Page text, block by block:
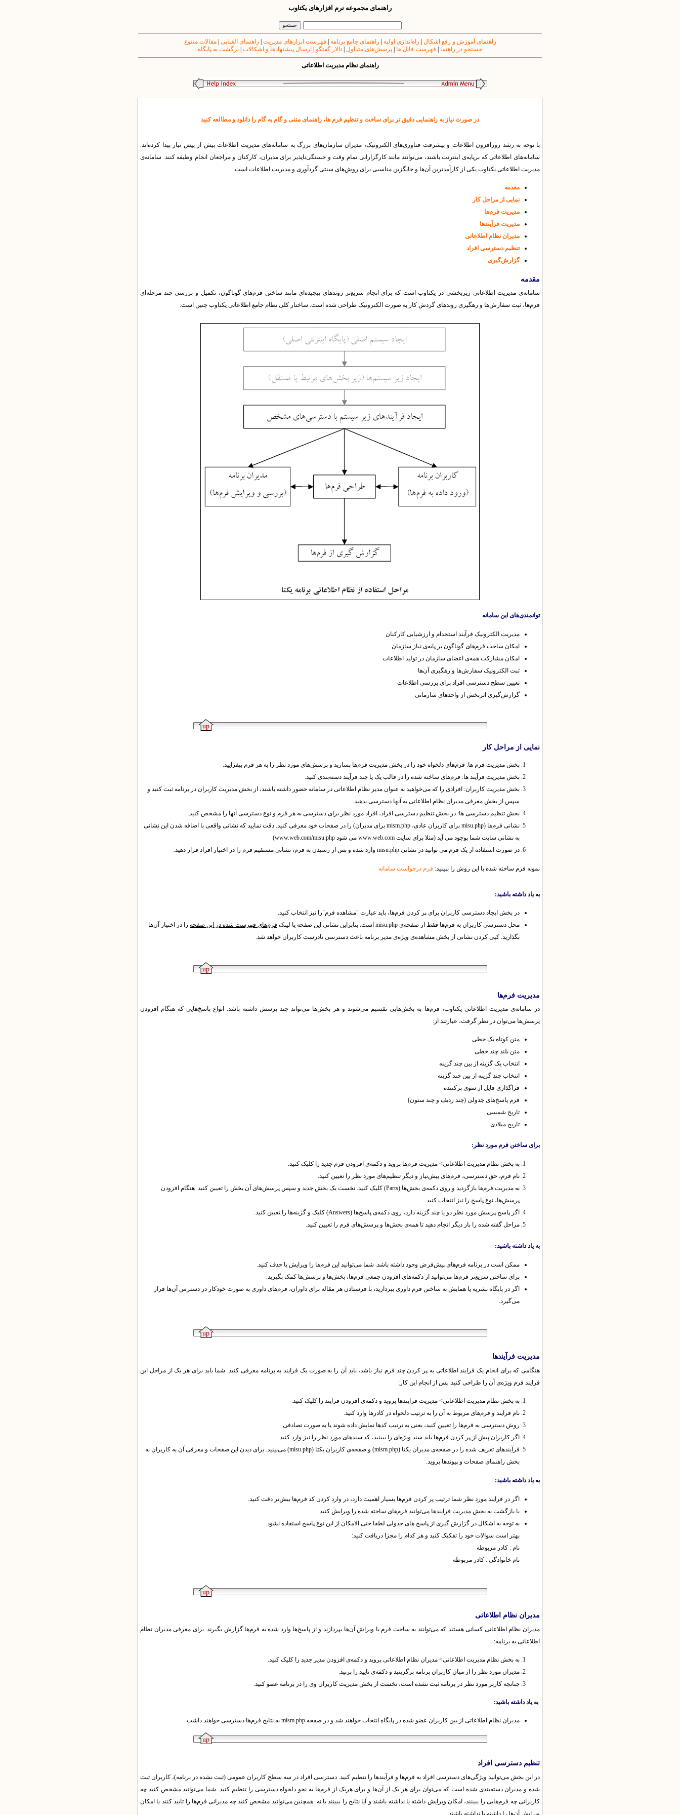
راهنمای مجموعه نرم افزارهای یکتاوب
راهنمای آموزش و رفع اشکال راه‌اندازی اولیه راهنمای جامع برنامه فهرست ابزارهای مدیریت راهنمای الفبایی |مقالات متنوع
جستجو در راهنما
فهرست فایل ها پرسش‌های متداول تالار گفتگو ارسال پیشنهادها و اشکالات برگشت به پایگاه
راهنمای نظام مدیریت اطلاعاتی
در صورت نیاز به راهنمایی دقیق تر برای ساخت و تنظیم فرم ها، راهنمای متنی و گام به گام را دانلود و مطالعه کنید
با توجه به رشد روزافزون اطلاعات و پیشرفت فناوری‌های الکترونیک، مدیران سازمان‌های بزرگ به سامانه‌های مدیریت اطلاعات بیش از پیش نیاز پیدا کرده‌اند.
سامانه‌های اطلاعاتی که برپایه‌ی اینترنت باشند، می‌توانند مانند کارگزارانی تمام وقت و خستگی‌ناپذیر برای مدیران، کارکنان و مراجعان انجام وظیفه کنند. سامانه‌ی
مدیریت اطلاعاتی یکتاوب یکی از کارآمدترین آن‌ها و جایگزین مناسبی برای روش‌های سنتی گردآوری و مدیریت اطلاعات است.
مقدمه
نمایی از مراحل کار
مدیریت فرم‌ها
مدیریت فرآیندها
مدیران نظام اطلاعاتی
تنظیم دسترسی‌ افراد
گزارش‌گیری
مقدمه
سامانه‌ی مدیریت اطلاعاتی زیربخشی در یکتاوب است که برای انجام سریع‌تر روندهای پیچیده‌ای مانند ساختن فرم‌های گوناگون، تکمیل و بررسی چند مرحله‌ای
فرم‌ها، ثبت سفارش‌ها و رهگیری روندهای گردش کار به صورت الکترونیک طراحی شده است. ساختار کلی نظام جامع اطلاعاتی یکتاوب چنین است:
توانمندی‌های این سامانه
مدیریت الکترونیک فرآیند استخدام و ارزشیابی کارکنان
امکان ساخت فرم‌های گوناگون بر پایه‌ی نیاز سازمان
امکان مشارکت همه‌ی اعضای سازمان در تولید اطلاعات
ثبت الکترونیک سفارش‌ها و رهگیری آن‌ها
تعیین سطح دسترسی‌ افراد برای بررسی اطلاعات
گزارش‌گیری اثربخش از واحدهای سازمانی
نمایی از مراحل کار
بخش مدیریت فرم ها: فرم‌های دلخواه خود را در بخش مدیریت فرم‌ها بسازید و پرسش‌های مورد نظر را به هر فرم بیفزایید.
بخش مدیریت فرآیند ها: فرم‌های ساخته شده را در قالب یک یا چند فرآیند دسته‌بندی کنید.
بخش مدیریت کاربران: افرادی را که می‌خواهید به عنوان مدیر نظام اطلاعاتی در سامانه حضور داشته باشند، از بخش مدیریت کاربران در برنامه ثبت کنید و
سپس از بخش معرفی مدیران نظام اطلاعاتی به آنها دسترسی بدهید.
بخش تنظیم دسترسی ها: در بخش تنظیم دسترسی‌ افراد، افراد مورد نظر برای دسترسی به هر فرم و نوع دسترسی آنها را مشخص کنید.
نشانی فرم‌ها (misu.php برای کاربران عادی، mism.php برای مدیران) را در صفحات خود معرفی کنید. دقت نمایید که نشانی واقعی با اضافه شدن این نشانی
به نشانی سایت شما بوجود می آید (مثلا برای سایت www.web.com می شود www.web.com/misu.php)
در صورت استفاده از یک فرم می توانید در نشانی misu.php وارد شده و پس از رسیدن به فرم، نشانی مستقیم فرم را در اختیار افراد قرار دهید.
نمونه فرم ساخته شده با این روش را ببینید: فرم درخواست سامانه
به یاد داشته باشید:
در بخش ایجاد دسترسی کاربران برای پر کردن فرم‌ها، باید عبارت "مشاهده فرم"را نیز انتخاب کنید.
محل دسترسی کاربران به فرم‌ها فقط از صفحه‌ی misu.php
است. بنابراین نشانی این صفحه یا لینک فرم‌های فهرست شده در این صفحه را در اختیار آن‌ها
بگذارید. کپی کردن نشانی از بخش مشاهده‌ی ویژه‌ی مدیر برنامه باعث دسترسی نادرست کاربران خواهد شد.
مدیریت فرم‌ها
در سامانه‌ی مدیریت اطلاعاتی یکتاوب، فرم‌ها به بخش‌هایی تقسیم می‌شوند و هر بخش‌ها می‌تواند چند پرسش‌ داشته باشد. انواع پاسخ‌هایی که هنگام افزودن
پرسش‌ها می‌توان در نظر گرفت، عبارتند از:
متن کوتاه یک خطی
متن بلند چند خطی
انتخاب یک گزینه از بین چند گزینه
انتخاب چند گزینه از بین چند گزینه
فراگذاری فایل از سوی پرکننده
فرم پاسخ‌های جدولی (چند ردیف و چند ستون)
تاریخ شمسی
تاریخ میلادی
برای ساختن فرم مورد نظر:
به بخش نظام مدیریت اطلاعاتی> مدیریت فرم‌ها بروید و دکمه‌ی افزودن فرم جدید را کلیک کنید.
نام فرم، حق دسترسی، فرم‌های پیش‌نیاز و دیگر تنظیم‌های مورد نظر را تعیین کنید.
به مدیریت فرم‌ها بازگردید و روی دکمه‌ی بخش‌ها (Parts) کلیک کنید. نخست یک بخش جدید و سپس پرسش‌های آن بخش را تعیین کنید. هنگام افزودن
پرسش‌ها، نوع پاسخ را نیز انتخاب کنید.
اگر پاسخ پرسش مورد نظر دو یا چند گزینه دارد، روی دکمه‌ی پاسخ‌ها (Answers) کلیک و گزینه‌ها را تعیین کنید.
مراحل گفته شده را بار دیگر انجام دهید تا همه‌ی بخش‌ها و پرسش‌های فرم را تعیین کنید.
به یاد داشته باشید:
ممکن است در برنامه فرم‌های پیش‌فرض وجود داشته باشد. شما می‌توانید این فرم‌ها را ویرایش یا حذف کنید.
برای ساختن سریع‌تر فرم‌ها می‌توانید از دکمه‌های افزودن جمعی فرم‌ها، بخش‌ها و پرسش‌ها کمک بگیرید.
اگر در پایگاه نشریه یا همایش به ساختن فرم داوری بپردازید، با فرستادن هر مقاله برای داوران، فرم‌های داوری به صورت خودکار در دسترس آن‌ها قرار
می‌گیرد.
مدیریت فرآیندها
هنگامی که برای انجام یک فرایند اطلاعاتی به پر کردن چند فرم نیاز باشد، باید آن را به صورت یک فرایند به برنامه معرفی کنید. شما باید برای هر یک از مراحل این
فرایند فرم ویژه‌ی آن را طراحی کنید. پس از انجام این کار:
به بخش نظام مدیریت اطلاعاتی> مدیریت فرایندها بروید و دکمه‌ی افزودن فرایند را کلیک کنید.
نام فرایند و فرم‌های مربوط به آن را به ترتیب دلخواه در کادرها وارد کنید.
روش دسترسی به فرم‌ها را تعیین کنید، یعنی به ترتیب کدها نمایش داده شوند یا به صورت تصادفی.
اگر کاربران پیش از پر کردن فرم‌ها باید سند ویژه‌ای را ببینید، کد سندهای مورد نظر را نیز وارد کنید.
فرآیندهای تعریف شده را در صفحه‌‌ی مدیران یکتا (mism.php) و صفحه‌ی کاربران یکتا (misu.php) می‌بینید. برای دیدن این صفحات و معرفی آن به کاربران به
بخش راهنمای صفحات و پیوندها بروید.
به یاد داشته باشید:
اگر در فرایند مورد نظر شما ترتیب پر کردن فرم‌ها بسیار اهمیت دارد، در وارد کردن کد فرم‌ها بیش‌تر دقت کنید.
با بازگشت به بخش مدیریت فرایندها می‌توانید فرم‌های ساخته شده را ویرایش کنید.
به توجه به اشکال در گزارش گیری از پاسخ های جدولی لطفا حتی الامکان از این نوع پاسخ استفاده نشود.
بهتر است سوالات خود را تفکیک کنید و هر کدام را مجزا دریافت کنید:
نام : کادر مربوطه
نام خانوادگی : کادر مربوطه
مدیران نظام اطلاعاتی
مدیران نظام اطلاعاتی کسانی هستند که می‌توانند به ساخت فرم یا ویراش آن‌ها بپردازند و از پاسخ‌ها وارد شده به فرم‌ها گزارش بگیرند. برای معرفی مدیران نظام
اطلاعاتی به برنامه:
به بخش نظام مدیریت اطلاعاتی> مدیران نظام اطلاعاتى بروید و دکمه‌ی افزودن مدیر جدید را کلیک کنید.
مدیران مورد نظر را از میان کاربران برنامه برگزینید و دکمه‌ی تایید را بزنید.
چنانچه کاربر مورد نظر در برنامه ثبت نشده است، نخست از بخش مدیریت کاربران وی را در برنامه عضو کنید.
به یاد داشته باشید:
مدیران نظام اطلاعاتی از بین کاربران عضو شده در پایگاه انتخاب خواهند شد و در صفحه mism.php به نتایج فرم‌ها دسترسی خواهند داشت.
تنظیم دسترسی‌ افراد
در این بخش می‌توانید ویژگی‌های دسترسی افراد به فرم‌ها و فرآیندها را تنظیم کنید. دسترسی افراد در سه سطح کاربران عمومی (ثبت نشده در برنامه)، کاربران ثبت
شده و مدیران دسته‌بندی شده است که می‌توان برای هر یک از آن‌ها و برای هریک از فرم‌ها به نحو دلخواه دسترسی را تنظیم کنید. شما می‌توانید مشخص کنید چه
کاربرانی چه فرم‌هایی را ببینند، امکان ویرایش داشته یا نداشته باشند و آیا نتایج را ببینند یا نه. همچنین می‌توانید مشخص کنید چه مدیرانی فرم‌ها را تایید کنند یا امکان
ویرایش آن‌ها را داشته یا نداشته باشند.